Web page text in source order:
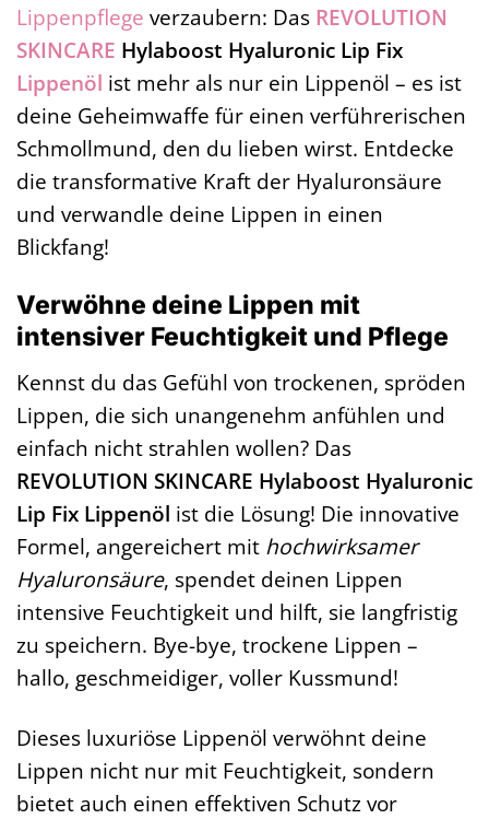
Lippenpflege verzaubern: Das REVOLUTION
SKINCARE Hylaboost Hyaluronic Lip Fix
Lippenöl ist mehr als nur ein Lippenöl – es ist
deine Geheimwaffe für einen verführerischen
Schmollmund, den du lieben wirst. Entdecke
die transformative Kraft der Hyaluronsäure
und verwandle deine Lippen in einen
Blickfang!
Verwöhne deine Lippen mit
intensiver Feuchtigkeit und Pflege
Kennst du das Gefühl von trockenen, spröden
Lippen, die sich unangenehm anfühlen und
einfach nicht strahlen wollen? Das
REVOLUTION SKINCARE Hylaboost Hyaluronic
Lip Fix Lippenöl ist die Lösung! Die innovative
Formel, angereichert mit hochwirksamer
Hyaluronsäure, spendet deinen Lippen
intensive Feuchtigkeit und hilft, sie langfristig
zu speichern. Bye-bye, trockene Lippen –
hallo, geschmeidiger, voller Kussmund!
Dieses luxuriöse Lippenöl verwöhnt deine
Lippen nicht nur mit Feuchtigkeit, sondern
bietet auch einen effektiven Schutz vor